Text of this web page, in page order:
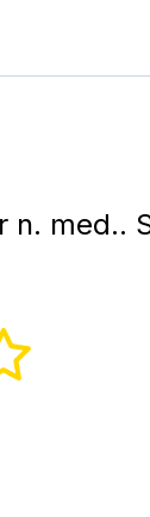
n. med..